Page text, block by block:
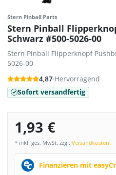
Stern Pinball Parts
Stern Pinball
Schwarz #500-5026-00
Stern Pinball Flipperknopf
5026-00
4,87·Hervorragend
Sofort versandfertig
1,93 €
* inkl. ges. MwSt. zzgl. Versandkosten
Finanzieren mit